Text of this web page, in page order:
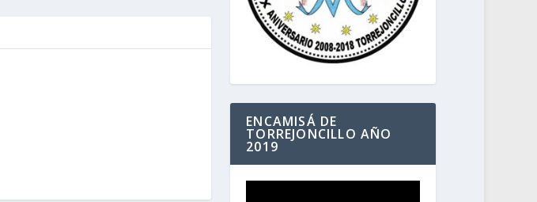
ENCAMISÁ DE
TORREJONCILLO AÑO
2019